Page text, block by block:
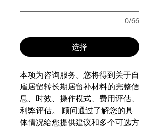
0/66
选择
本项为咨询服务。您将得到关于自
雇居留转长期居留补材料的完整信
息、时效、操作模式、费用评估、
利弊评估。 顾问通过了解您的具
体情况给您提供建议和多个可选方